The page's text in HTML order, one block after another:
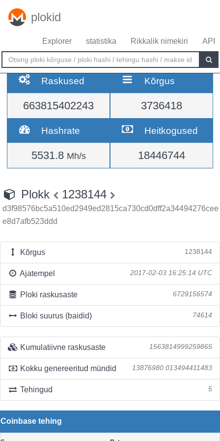
plokid
Explorer statistika Rikkalik nimekiri API
Raskused
663815402243
Kõrgus
3736418
Hashrate
5531.8 Mh/s
Heitkogused
18446744
Plokk 1238144
d3f98576bc5a510ed2949ed2815ca730cd0dff2a34494276cee
e8d7afb523ddd
Kõrgus 1238144
Ajatempel 2017-02-03 16:25:14 UTC
Ploki raskusaste 6729156574
Bloki suurus (baidid) 74614
Kumulatiivne raskusaste 1563814999259865
Kokku genereeritud mündid 13876980.013494411483
Tehingud 5
Coinbase tehing